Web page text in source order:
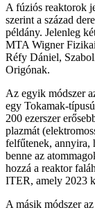
A fúziós reaktorok
szerint a század
példány. Jelenleg
MTA Wigner
Réfy Dániel,
Origónak.
Az egyik módszer
egy Tokamak-
200 ezerszer
plazmát
felfűtenek,
benne az
hozzá a reaktor
ITER, amely 2023
A másik módszer